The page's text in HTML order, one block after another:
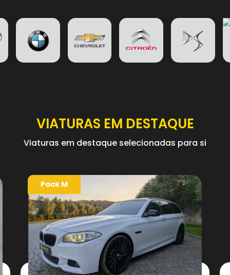
VIATURAS EM DESTAQUE
Viaturas em destaque selecionadas para si